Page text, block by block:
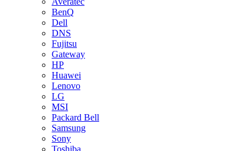
BenQ
Dell
DNS
Fujitsu
Gateway
HP
Huawei
Lenovo
LG
MSI
Packard Bell
Samsung
Sony
Toshiba